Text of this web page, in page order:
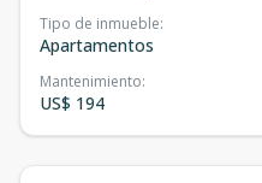
Tipo de inmueble:
Apartamentos
Mantenimiento:
US$ 194